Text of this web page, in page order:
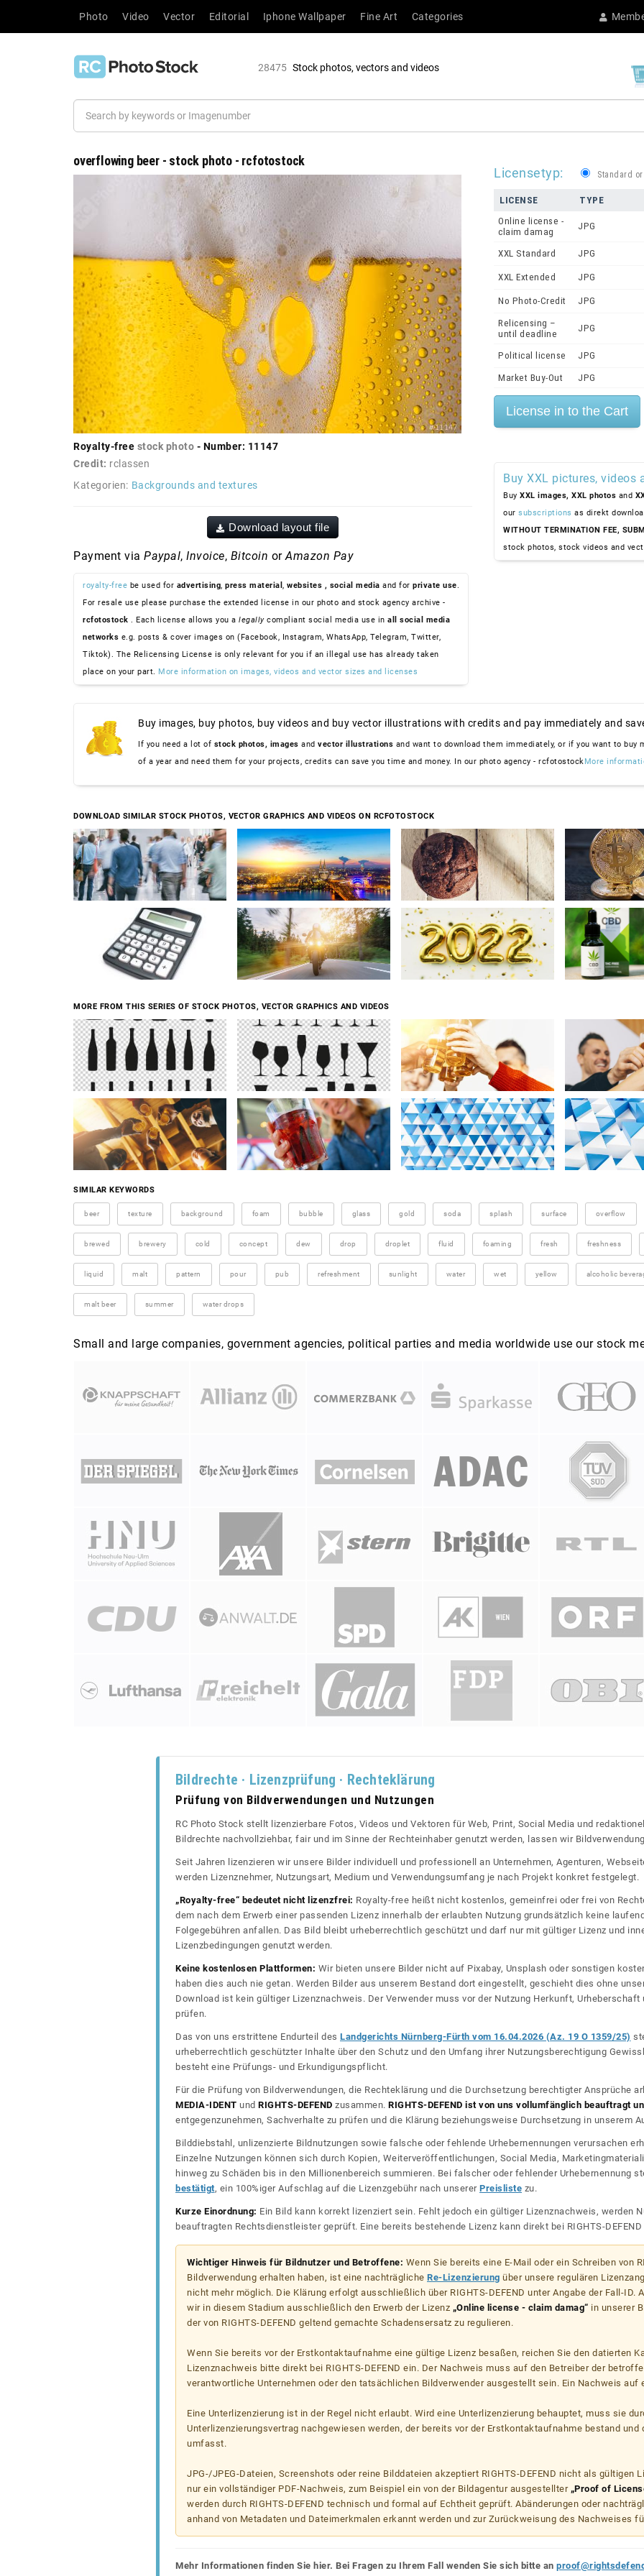
Photo Video Vector Editorial Iphone Wallpaper Fine Art Categories
28475 Stock photos, vectors and videos
overflowing beer - stock photo - rcfotostock
Royalty-free stock photo - Number: 11147
Credit: rclassen
Kategorien: Backgrounds and textures
Download layout file
Payment via Paypal, Invoice, Bitcoin or Amazon Pay
royalty-free be used for advertising, press material , websites , social media and for private use.
For resale use please purchase the extended license in our photo and stock agency archive -
rcfotostock . Each license allows you a legallycompliant social media use in all social media
networks e.g. posts & cover images on (Facebook, Instagram, WhatsApp, Telegram, Twitter,
Tiktok). The Relicensing License is only relevant for you if an illegal use has already taken
place on your part. More information on images, videos and vector sizes and licenses
Licensetyp: Standard
LICENSE
TYPE
Online license -
claim damag
JPG
XXL Standard JPG
XXL Extended JPG
No Photo-Credit JPG
Relicensing –
until deadline
JPG
Political license JPG
Market Buy-Out JPG
Buy XXL pictures,
Buy XXL images, XXL photos and
our subscriptions as direkt
WITHOUT TERMINATION FEE,
stock photos, stock videos and
Buy images, buy photos, buy videos and buy vector illustrations with credits and pay immediately and
If you need a lot of stock photos, images and vector illustrations and want to download them immediately, or if you want to buy
of a year and need them for your projects, credits can save you time and money. In our photo agency - rcfotostockMore
DOWNLOAD SIMILAR STOCK PHOTOS, VECTOR GRAPHICS AND VIDEOS ON RCFOTOSTOCK
MORE FROM THIS SERIES OF STOCK PHOTOS, VECTOR GRAPHICS AND VIDEOS
SIMILAR KEYWORDS
beer texture background foam bubble glass gold soda splash surface overflow
brewed brewery cold concept dew drop droplet fluid foaming fresh freshness
liquid malt pattern pour pub refreshment sunlight water wet yellow alcoholic
malt beer summer water drops
Small and large companies, government agencies, political parties and media worldwide use our stock
Bildrechte · Lizenzprüfung · Rechteklärung
Prüfung von Bildverwendungen und Nutzungen
RC Photo Stock stellt lizenzierbare Fotos, Videos und Vektoren für Web, Print, Social Media und
Bildrechte nachvollziehbar, fair und im Sinne der Rechteinhaber genutzt werden, lassen wir
Seit Jahren lizenzieren wir unsere Bilder individuell und professionell an Unternehmen, Agenturen,
werden Lizenznehmer, Nutzungsart, Medium und Verwendungsumfang je nach Projekt konkret festgelegt.
„Royalty-free“ bedeutet nicht lizenzfrei: Royalty-free heißt nicht kostenlos, gemeinfrei oder frei von
dem nach dem Erwerb einer passenden Lizenz innerhalb der erlaubten Nutzung grundsätzlich keine
Folgegebühren anfallen. Das Bild bleibt urheberrechtlich geschützt und darf nur mit gültiger Lizenz und
Lizenzbedingungen genutzt werden.
Keine kostenlosen Plattformen: Wir bieten unsere Bilder nicht auf Pixabay, Unsplash oder sonstigen
haben dies auch nie getan. Werden Bilder aus unserem Bestand dort eingestellt, geschieht dies ohne
Download ist kein gültiger Lizenznachweis. Der Verwender muss vor der Nutzung Herkunft,
prüfen.
Das von uns erstrittene Endurteil des Landgerichts Nürnberg-Fürth vom 16.04.2026 (Az. 19 O 1359/25)
urheberrechtlich geschützter Inhalte über den Schutz und den Umfang ihrer Nutzungsberechtigung
besteht eine Prüfungs- und Erkundigungspflicht.
Für die Prüfung von Bildverwendungen, die Rechteklärung und die Durchsetzung berechtigter Ansprüche
MEDIA-IDENT und RIGHTS-DEFEND zusammen. RIGHTS-DEFEND ist von uns vollumfänglich beauftragt
entgegenzunehmen, Sachverhalte zu prüfen und die Klärung beziehungsweise Durchsetzung in unserem
Bilddiebstahl, unlizenzierte Bildnutzungen sowie falsche oder fehlende Urhebernennungen verursachen
Einzelne Nutzungen können sich durch Kopien, Weiterveröffentlichungen, Social Media,
hinweg zu Schäden bis in den Millionenbereich summieren. Bei falscher oder fehlender Urhebernennung
bestätigt, ein 100%iger Aufschlag auf die Lizenzgebühr nach unserer Preisliste zu.
Kurze Einordnung: Ein Bild kann korrekt lizenziert sein. Fehlt jedoch ein gültiger Lizenznachweis, werden
beauftragten Rechtsdienstleister geprüft. Eine bereits bestehende Lizenz kann direkt bei RIGHTS-
Wichtiger Hinweis für Bildnutzer und Betroffene: Wenn Sie bereits eine E-Mail oder ein Schreiben von
Bildverwendung erhalten haben, ist eine nachträgliche Re-Lizenzierung über unsere regulären
nicht mehr möglich. Die Klärung erfolgt ausschließlich über RIGHTS-DEFEND unter Angabe der Fall-ID.
wir in diesem Stadium ausschließlich den Erwerb der Lizenz „Online license - claim damag“ in unserer
der von RIGHTS-DEFEND geltend gemachte Schadensersatz zu regulieren.
Wenn Sie bereits vor der Erstkontaktaufnahme eine gültige Lizenz besaßen, reichen Sie den datierten
Lizenznachweis bitte direkt bei RIGHTS-DEFEND ein. Der Nachweis muss auf den Betreiber der
verantwortliche Unternehmen oder den tatsächlichen Bildverwender ausgestellt sein. Ein Nachweis auf
Eine Unterlizenzierung ist in der Regel nicht erlaubt. Wird eine Unterlizenzierung behauptet, muss sie
Unterlizenzierungsvertrag nachgewiesen werden, der bereits vor der Erstkontaktaufnahme bestand und
umfasst.
JPG-/JPEG-Dateien, Screenshots oder reine Bilddateien akzeptiert RIGHTS-DEFEND nicht als gültigen
nur ein vollständiger PDF-Nachweis, zum Beispiel ein von der Bildagentur ausgestellter „Proof of
werden durch RIGHTS-DEFEND technisch und formal auf Echtheit geprüft. Abänderungen oder
anhand von Metadaten und Dateimerkmalen erkannt werden und zur Zurückweisung des Nachweises
Mehr Informationen finden Sie hier. Bei Fragen zu Ihrem Fall wenden Sie sich bitte an